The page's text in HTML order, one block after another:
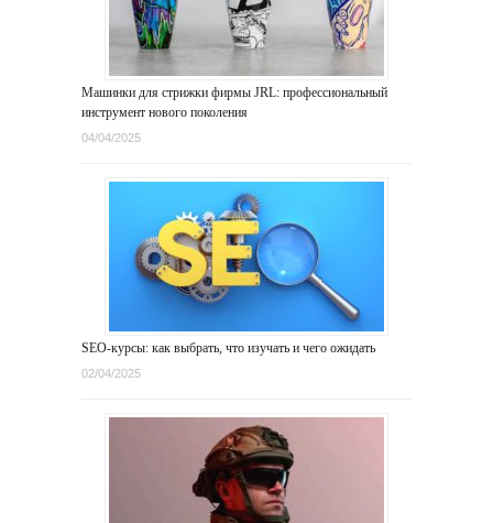
Машинки для стрижки фирмы JRL: профессиональный
инструмент нового поколения
04/04/2025
SEO-курсы: как выбрать, что изучать и чего ожидать
02/04/2025